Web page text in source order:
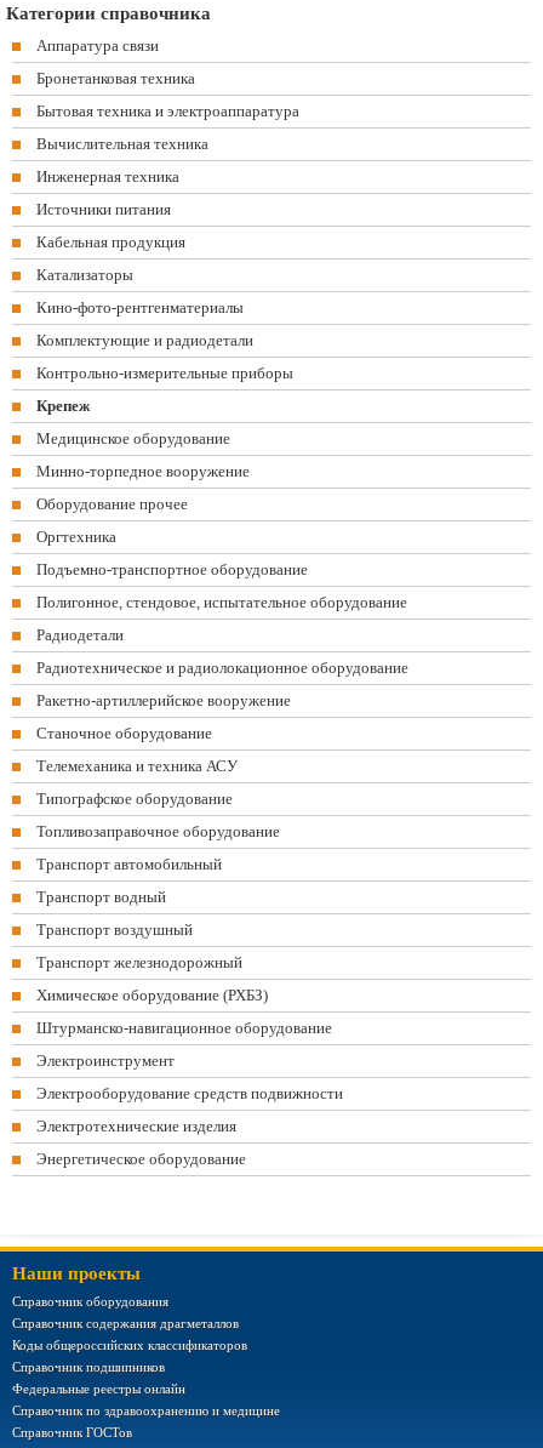
Категории справочника
Аппаратура связи
Бронетанковая техника
Бытовая техника и электроаппаратура
Вычислительная техника
Инженерная техника
Источники питания
Кабельная продукция
Катализаторы
Кино-фото-рентгенматериалы
Комплектующие и радиодетали
Контрольно-измерительные приборы
Крепеж
Медицинское оборудование
Минно-торпедное вооружение
Оборудование прочее
Оргтехника
Подъемно-транспортное оборудование
Полигонное, стендовое, испытательное оборудование
Радиодетали
Радиотехническое и радиолокационное оборудование
Ракетно-артиллерийское вооружение
Станочное оборудование
Телемеханика и техника АСУ
Типографское оборудование
Топливозаправочное оборудование
Транспорт автомобильный
Транспорт водный
Транспорт воздушный
Транспорт железнодорожный
Химическое оборудование (РХБЗ)
Штурманско-навигационное оборудование
Электроинструмент
Электрооборудование средств подвижности
Электротехнические изделия
Энергетическое оборудование
Наши проекты
Справочник оборудования
Справочник содержания драгметаллов
Коды общероссийских классификаторов
Справочник подшипников
Федеральные реестры онлайн
Справочник по здравоохранению и медицине
Справочник ГОСТов